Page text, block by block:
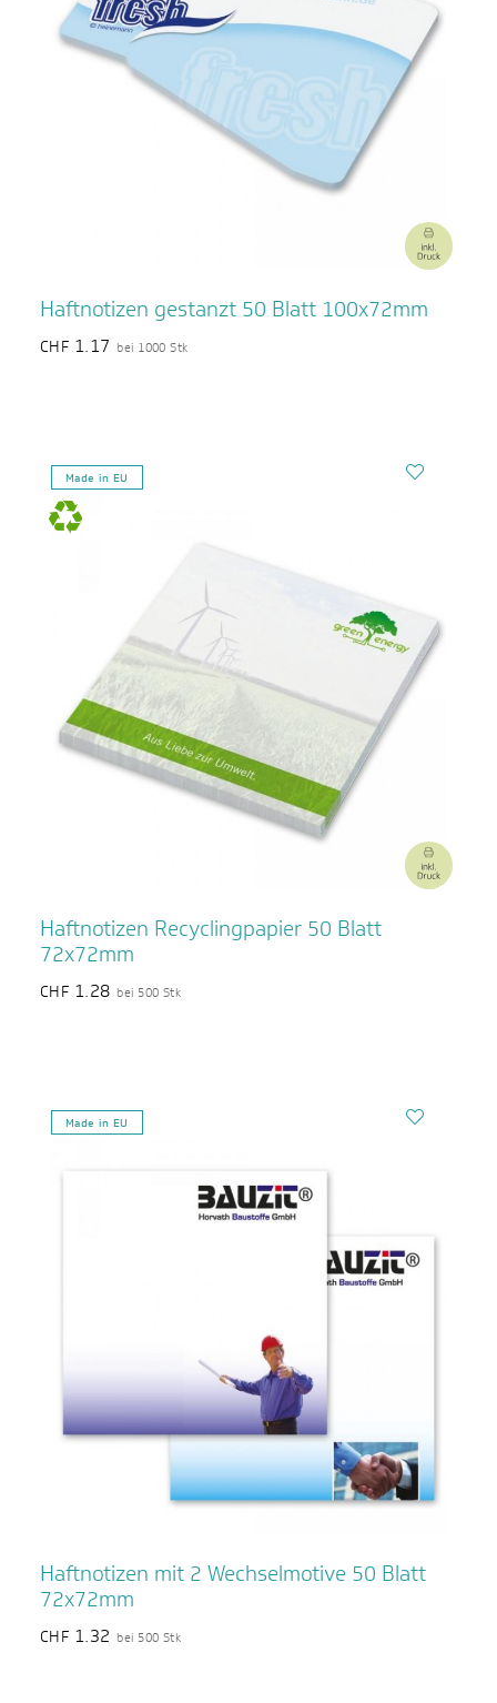
Haftnotizen gestanzt 50 Blatt 100x72mm
CHF 1.17 bei 1000 Stk
Made in EU
Haftnotizen Recyclingpapier 50 Blatt
72x72mm
CHF 1.28 bei 500 Stk
Made in EU
Haftnotizen mit 2 Wechselmotive 50 Blatt
72x72mm
CHF 1.32 bei 500 Stk